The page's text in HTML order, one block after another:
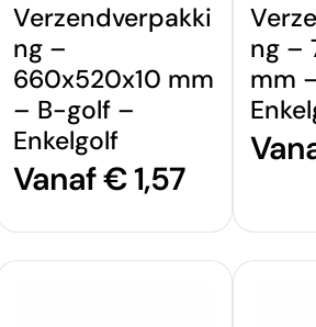
Verzendverpakki
ng –
660x520x10 mm
– B-golf –
Enkelgolf
Normale
Vanaf € 1,57
ng –
mm